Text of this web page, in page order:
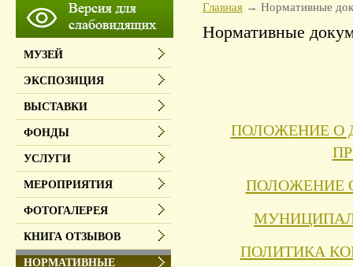
Главная Нормативные
Нормативные
ПОЛОЖЕНИЕ О
ПОЛОЖЕНИЕ
ПОЛИТИКА
МУЗЕЙ
ЭКСПОЗИЦИЯ
ВЫСТАВКИ
ФОНДЫ
УСЛУГИ
МЕРОПРИЯТИЯ
ФОТОГАЛЕРЕЯ
КНИГА ОТЗЫВОВ
НОРМАТИВНЫЕ